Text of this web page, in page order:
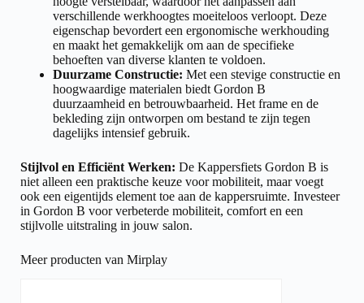
verschillende werkhoogtes moeiteloos verloopt. Deze
eigenschap bevordert een ergonomische werkhouding
en maakt het gemakkelijk om aan de specifieke
behoeften van diverse klanten te voldoen.
Duurzame Constructie: Met een stevige constructie en
hoogwaardige materialen biedt Gordon B
duurzaamheid en betrouwbaarheid. Het frame en de
bekleding zijn ontworpen om bestand te zijn tegen
dagelijks intensief gebruik.
Stijlvol en Efficiënt Werken: De Kappersfiets Gordon B is
niet alleen een praktische keuze voor mobiliteit, maar voegt
ook een eigentijds element toe aan de kappersruimte. Investeer
in Gordon B voor verbeterde mobiliteit, comfort en een
stijlvolle uitstraling in jouw salon.
Meer producten van Mirplay